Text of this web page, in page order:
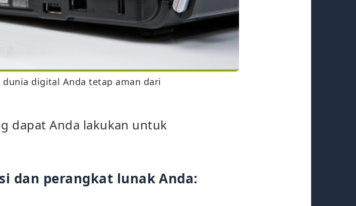
digital Anda tetap aman dari
dapat Anda lakukan untuk
dan perangkat lunak Anda: